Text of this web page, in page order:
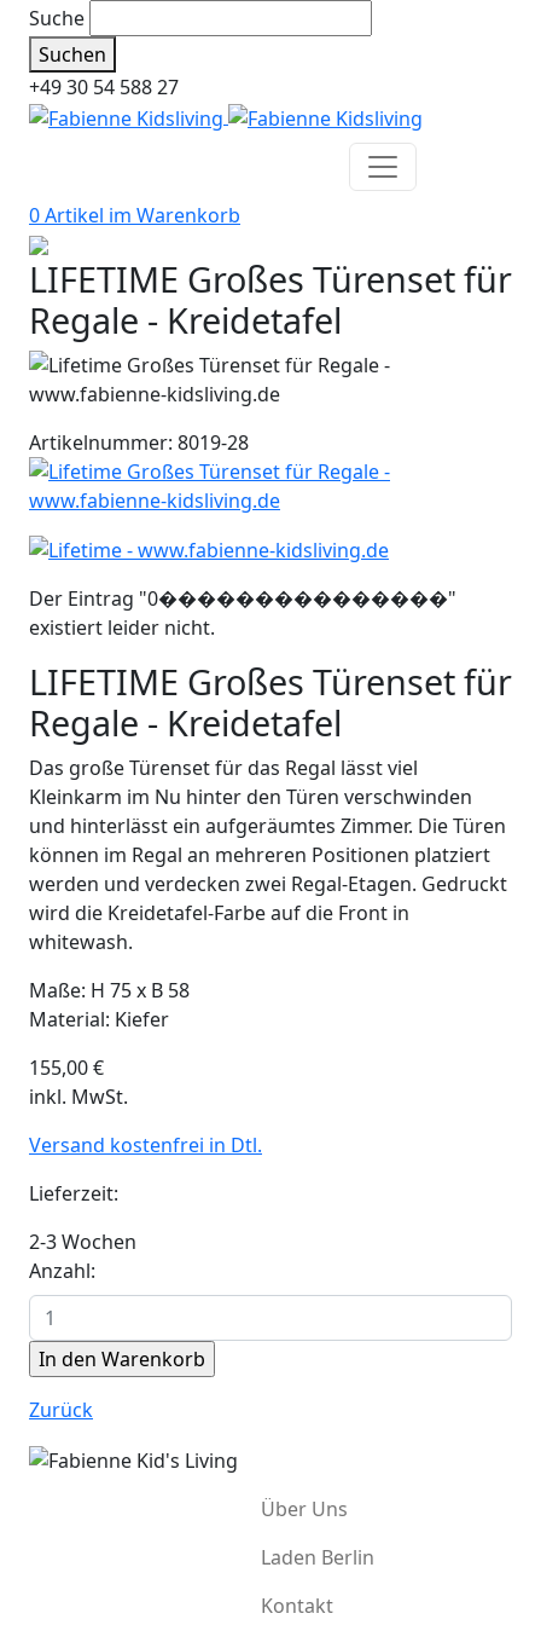
Suche
Suchen
+49 30 54 588 27
0 Artikel im Warenkorb
LIFETIME Großes Türenset für
Regale - Kreidetafel
Artikelnummer: 8019-28
Der Eintrag "0���������������"
existiert leider nicht.
LIFETIME Großes Türenset für
Regale - Kreidetafel
Das große Türenset für das Regal lässt viel
Kleinkarm im Nu hinter den Türen verschwinden
und hinterlässt ein aufgeräumtes Zimmer. Die Türen
können im Regal an mehreren Positionen platziert
werden und verdecken zwei Regal-Etagen. Gedruckt
wird die Kreidetafel-Farbe auf die Front in
whitewash.
Maße: H 75 x B 58
Material: Kiefer
155,00€
inkl. MwSt.
Versand kostenfrei in Dtl.
Lieferzeit:
2-3 Wochen
Anzahl:
Zurück
Über Uns
Laden Berlin
Kontakt